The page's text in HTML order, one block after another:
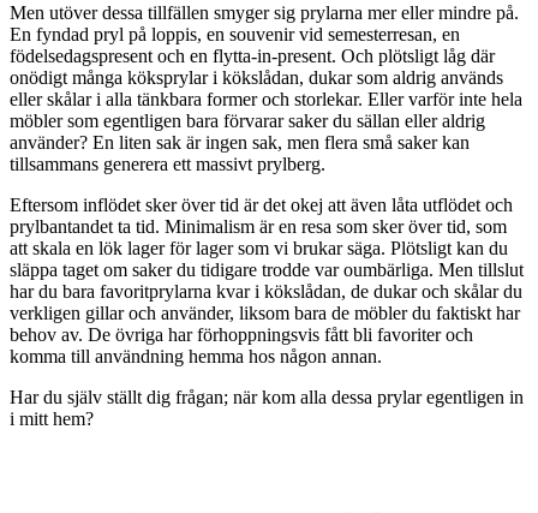
Men utöver dessa tillfällen smyger sig prylarna mer eller mindre på.
En fyndad pryl på loppis, en souvenir vid semesterresan, en
födelsedagspresent och en flytta-in-present. Och plötsligt låg där
onödigt många köksprylar i kökslådan, dukar som aldrig används
eller skålar i alla tänkbara former och storlekar. Eller varför inte hela
möbler som egentligen bara förvarar saker du sällan eller aldrig
använder? En liten sak är ingen sak, men flera små saker kan
tillsammans generera ett massivt prylberg.
Eftersom inflödet sker över tid är det okej att även låta utflödet och
prylbantandet ta tid. Minimalism är en resa som sker över tid, som
att skala en lök lager för lager som vi brukar säga. Plötsligt kan du
släppa taget om saker du tidigare trodde var oumbärliga. Men tillslut
har du bara favoritprylarna kvar i kökslådan, de dukar och skålar du
verkligen gillar och använder, liksom bara de möbler du faktiskt har
behov av. De övriga har förhoppningsvis fått bli favoriter och
komma till användning hemma hos någon annan.
Har du själv ställt dig frågan; när kom alla dessa prylar egentligen in
i mitt hem?